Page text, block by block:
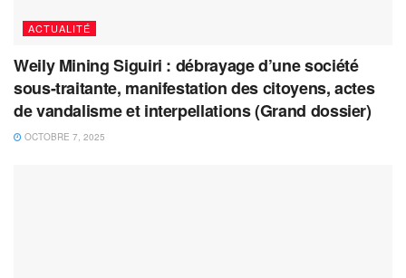
ACTUALITÉ
Weily Mining Siguiri : débrayage d’une société
sous-traitante, manifestation des citoyens, actes
de vandalisme et interpellations (Grand dossier)
OCTOBRE 7, 2025